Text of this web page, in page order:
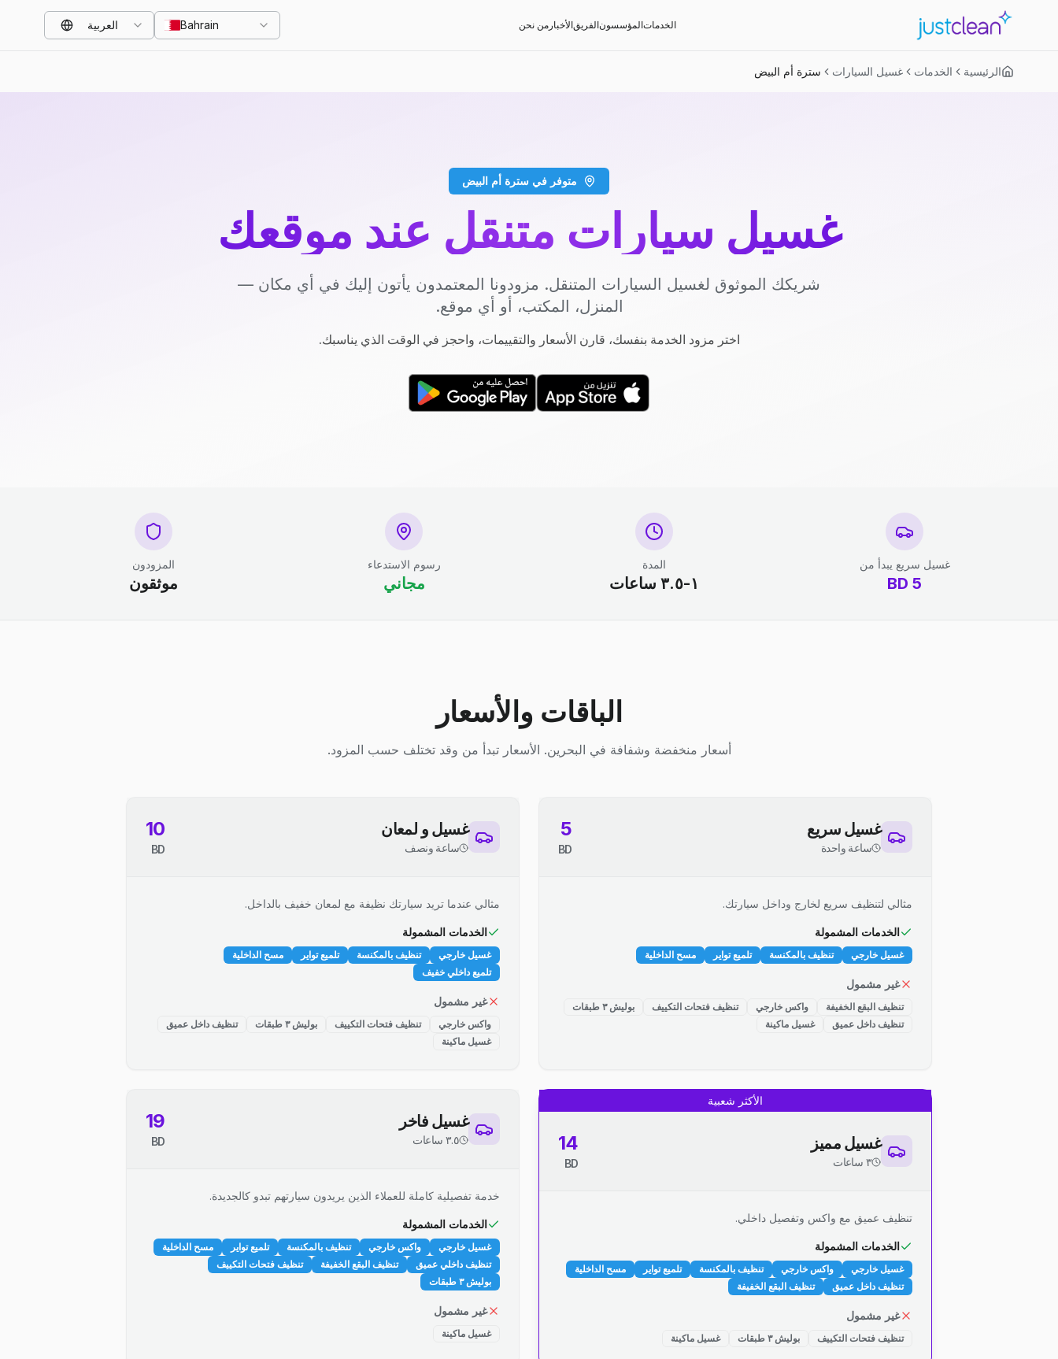
الخدماتالمؤسسونالفريقالأخبار من نحن Bahrain العربية
الرئيسية الخدمات غسيل السيارات سترة أم البيض
متوفر في سترة أم البيض
غسيل سيارات متنقل عند موقعك
شريكك الموثوق لغسيل السيارات المتنقل. مزودونا المعتمدون يأتون إليك في أي مكان —
المنزل، المكتب، أو أي موقع.
اختر مزود الخدمة بنفسك، قارن الأسعار والتقييمات، واحجز في الوقت الذي يناسبك.
غسيل سريع يبدأ من
5
BD
المدة
١-٣.٥ ساعات
رسوم الاستدعاء
مجاني
المزودون
موثقون
الباقات والأسعار
أسعار منخفضة وشفافة في البحرين. الأسعار تبدأ من وقد تختلف حسب المزود.
غسيل سريع
ساعة واحدة
5
BD
مثالي لتنظيف سريع لخارج وداخل سيارتك.
الخدمات المشمولة
غسيل خارجي تنظيف بالمكنسة تلميع تواير مسح الداخلية
غير مشمول
تنظيف البقع الخفيفة واكس خارجي تنظيف فتحات التكييف
بوليش ٣ طبقات
تنظيف داخل عميق
غسيل ماكينة
غسيل و لمعان
ساعة ونصف
10
BD
مثالي عندما تريد سيارتك نظيفة مع لمعان خفيف بالداخل.
الخدمات المشمولة
غسيل خارجي تنظيف بالمكنسة تلميع تواير
مسح الداخلية
تلميع داخلي خفيف
غير مشمول
واكس خارجي تنظيف فتحات التكييف بوليش ٣ طبقات
تنظيف داخل عميق
غسيل ماكينة
الأكثر شعبية
غسيل مميز
٣ ساعات
14
BD
تنظيف عميق مع واكس وتفصيل داخلي.
الخدمات المشمولة
غسيل خارجي واكس خارجي تنظيف بالمكنسة تلميع تواير
مسح الداخلية
تنظيف داخل عميق
تنظيف البقع الخفيفة
غير مشمول
تنظيف فتحات التكييف بوليش ٣ طبقات غسيل ماكينة
غسيل فاخر
٣.٥ ساعات
19
BD
خدمة تفصيلية كاملة للعملاء الذين يريدون سيارتهم تبدو كالجديدة.
الخدمات المشمولة
غسيل خارجي واكس خارجي تنظيف بالمكنسة تلميع تواير
مسح الداخلية
تنظيف داخلي عميق
تنظيف البقع الخفيفة
تنظيف فتحات التكييف
بوليش ٣ طبقات
غير مشمول
غسيل ماكينة